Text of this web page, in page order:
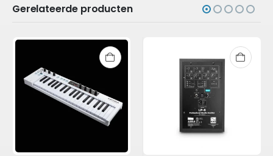
Gerelateerde producten